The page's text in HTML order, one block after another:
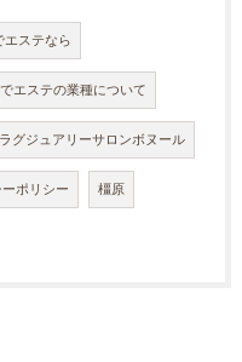
エステなら
エステの業種について
ラグジュアリーサロンボヌール
ポリシー 橿原